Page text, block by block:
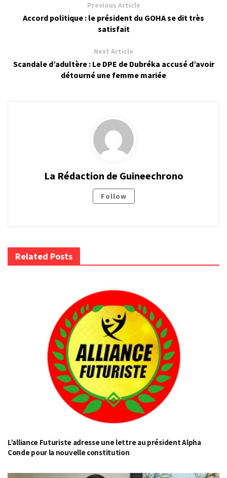
Previous Article
Accord politique : le président du GOHA se dit très
satisfait
Next Article
Scandale d’adultère : Le DPE de Dubréka accusé d’avoir
détourné une femme mariée
La Rédaction de Guineechrono
Follow
Related Posts
L’alliance Futuriste adresse une lettre au président Alpha
Conde pour la nouvelle constitution